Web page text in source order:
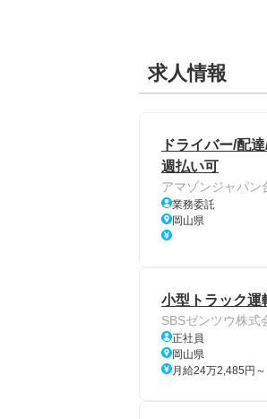
求人情報
ドライバー/配
週払い可
アマゾンジャパ
業務委託
岡山県
小型トラック運
SBSゼンツウ株式
正社員
岡山県
月給24万2,485円～